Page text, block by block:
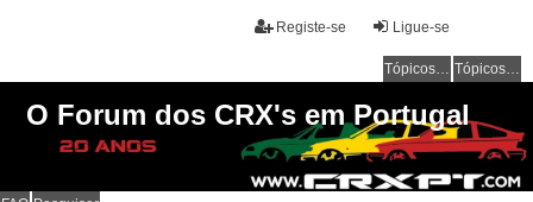
Ligue-se
Registe-se
Tópicos sem resposta Tópicos ativos
O Forum dos CRX's em Portugal